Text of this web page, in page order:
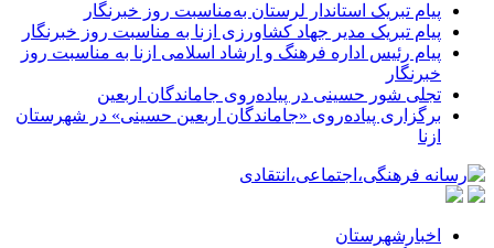
پیام تبریک استاندار لرستان به‌مناسبت روز خبرنگار
پیام تبریک مدیر جهاد کشاورزی ازنا به مناسبت روز خبرنگار
پیام رئیس اداره فرهنگ و ارشاد اسلامی ازنا به مناسبت روز
خبرنگار
تجلی شور حسینی در پیاده‌روی جاماندگان اربعین
برگزاری پیاده‌روی «جاماندگان اربعین حسینی» در شهرستان
ازنا
اخبارشهرستان